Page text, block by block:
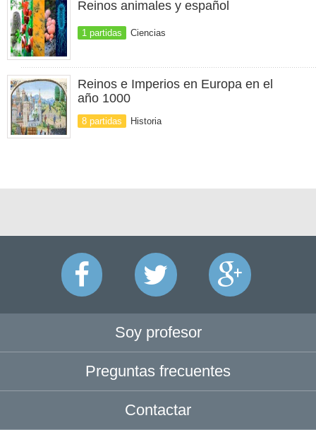
Reinos animales y español
1 partidas Ciencias
Reinos e Imperios en Europa en el
año 1000
8 partidas Historia
Soy profesor
Preguntas frecuentes
Contactar